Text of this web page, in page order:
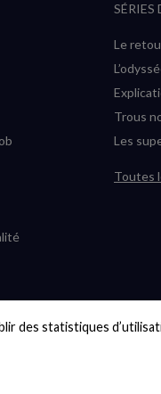
des statistiques
SÉRIES
Le
Trous
Les
Toutes